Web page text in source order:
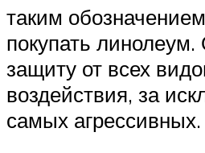
таким
покупать
защиту от всех
воздействия, за
самых агрессивных.